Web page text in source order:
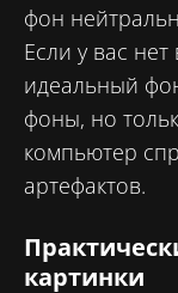
фон
Если у вас
идеальный
фоны, но
компьютер
артефактов.
картинки